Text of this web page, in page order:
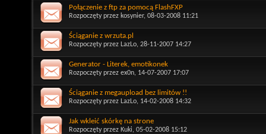
Połączenie z ftp za pomocą FlashFXP
Rozpoczęty przez kosynier, 08-03-2008 11:21
Ściąganie z wrzuta.pl
Rozpoczęty przez LazLo, 28-11-2007 14:27
Generator - Literek, emotikonek
Rozpoczęty przez ex0n, 14-07-2007 17:07
Ściąganie z megaupload bez limitów !!
Rozpoczęty przez LazLo, 14-02-2008 14:32
Jak wkleić skórkę na strone
Rozpoczęty przez Kuki, 05-02-2008 15:12